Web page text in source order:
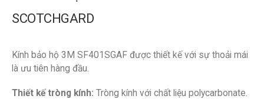
SCOTCHGARD
Kính bảo hộ 3M SF401SGAF được thiết kế với sự thoải mái
là ưu tiên hàng đầu.
Thiết kế tròng kính: Tròng kính với chất liệu polycarbonate.